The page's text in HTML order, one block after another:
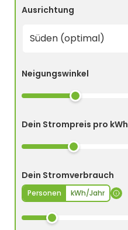
Ausrichtung
Neigungswinkel
Dein Strompreis pro kWh
Dein Stromverbrauch
Personen kWh/Jahr